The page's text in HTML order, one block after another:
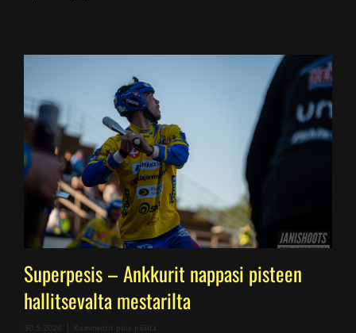
Superpesis – Ankkurit nappasi pisteen
hallitsevalta mestarilta
30.5.2026 Kommentit pois päältä